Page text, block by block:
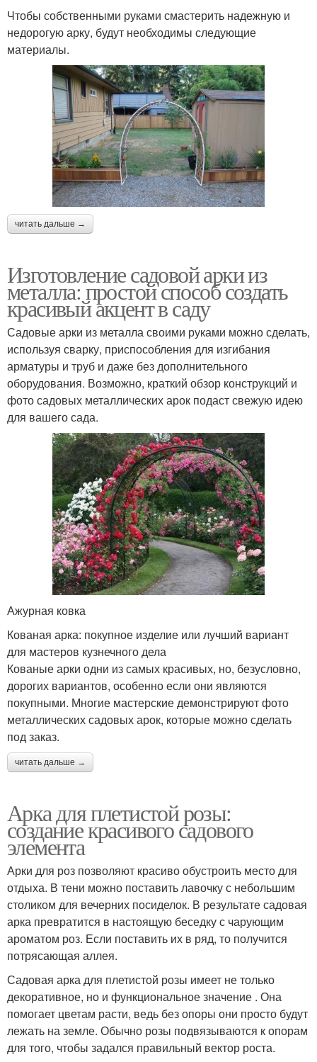
Чтобы собственными руками смастерить надежную и
недорогую арку, будут необходимы следующие
материалы.
читать дальше →
Изготовление садовой арки из
металла: простой способ создать
красивый акцент в саду
Садовые арки из металла своими руками можно сделать,
используя сварку, приспособления для изгибания
арматуры и труб и даже без дополнительного
оборудования. Возможно, краткий обзор конструкций и
фото садовых металлических арок подаст свежую идею
для вашего сада.
Ажурная ковка
Кованая арка: покупное изделие или лучший вариант
для мастеров кузнечного дела
Кованые арки одни из самых красивых, но, безусловно,
дорогих вариантов, особенно если они являются
покупными. Многие мастерские демонстрируют фото
металлических садовых арок, которые можно сделать
под заказ.
читать дальше →
Арка для плетистой розы:
создание красивого садового
элемента
Арки для роз позволяют красиво обустроить место для
отдыха. В тени можно поставить лавочку с небольшим
столиком для вечерних посиделок. В результате садовая
арка превратится в настоящую беседку с чарующим
ароматом роз. Если поставить их в ряд, то получится
потрясающая аллея.
Садовая арка для плетистой розы имеет не только
декоративное, но и функциональное значение . Она
помогает цветам расти, ведь без опоры они просто будут
лежать на земле. Обычно розы подвязываются к опорам
для того, чтобы задался правильный вектор роста.